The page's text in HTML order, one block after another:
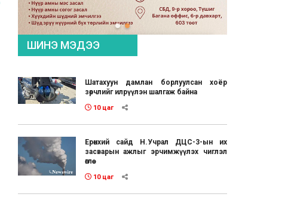
ШИНЭ МЭДЭЭ
Шатахуун дамлан борлуулсан хоёр
зөрчлийг илрүүлэн шалгаж байна
10 цаг
Ерөнхий сайд Н.Учрал ДЦС-3-ын их
засварын ажлыг эрчимжүүлэх чиглэл
өглөө
10 цаг